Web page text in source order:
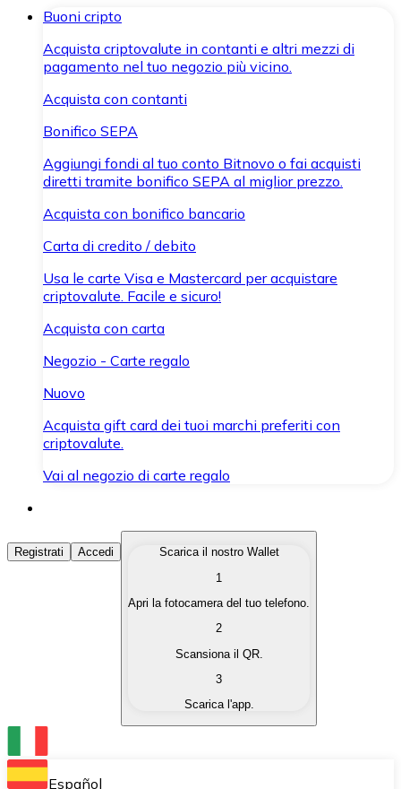
Buoni cripto
Acquista criptovalute in contanti e altri mezzi di
pagamento nel tuo negozio più vicino.
Acquista con contanti
Bonifico SEPA
Aggiungi fondi al tuo conto Bitnovo o fai acquisti
diretti tramite bonifico SEPA al miglior prezzo.
Acquista con bonifico bancario
Carta di credito / debito
Usa le carte Visa e Mastercard per acquistare
criptovalute. Facile e sicuro!
Acquista con carta
Negozio - Carte regalo
Nuovo
Acquista gift card dei tuoi marchi preferiti con
criptovalute.
Vai al negozio di carte regalo
Acquista Criptovalute
Acquista le criptovalute che ti interessano in modo
Converti le tue criptovalute in valuta fiat quando ne
Scambia una criptovaluta con un'altra
Conserva le tue cripto in un Wallet self-custodial.
Registrati Accedi
Scarica il nostro Wallet
1
Apri la fotocamera del tuo telefono.
2
Scansiona il QR.
3
Scarica l'app.
Español